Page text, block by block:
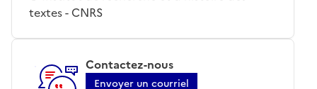
textes - CNRS
Contactez-nous
Envoyer un courriel